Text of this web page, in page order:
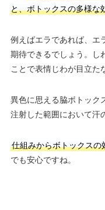
と、ボトックスの多様な
例えばエラであれば、エ
期待できるでしょう。し
ことで表情じわが目立た
異色に思える脇ボトック
注射した範囲において汗
仕組みからボトックスの
でも安心ですね。